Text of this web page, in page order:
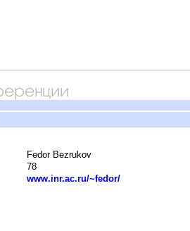
Fedor Bezrukov
78
www.inr.ac.ru/~fedor/